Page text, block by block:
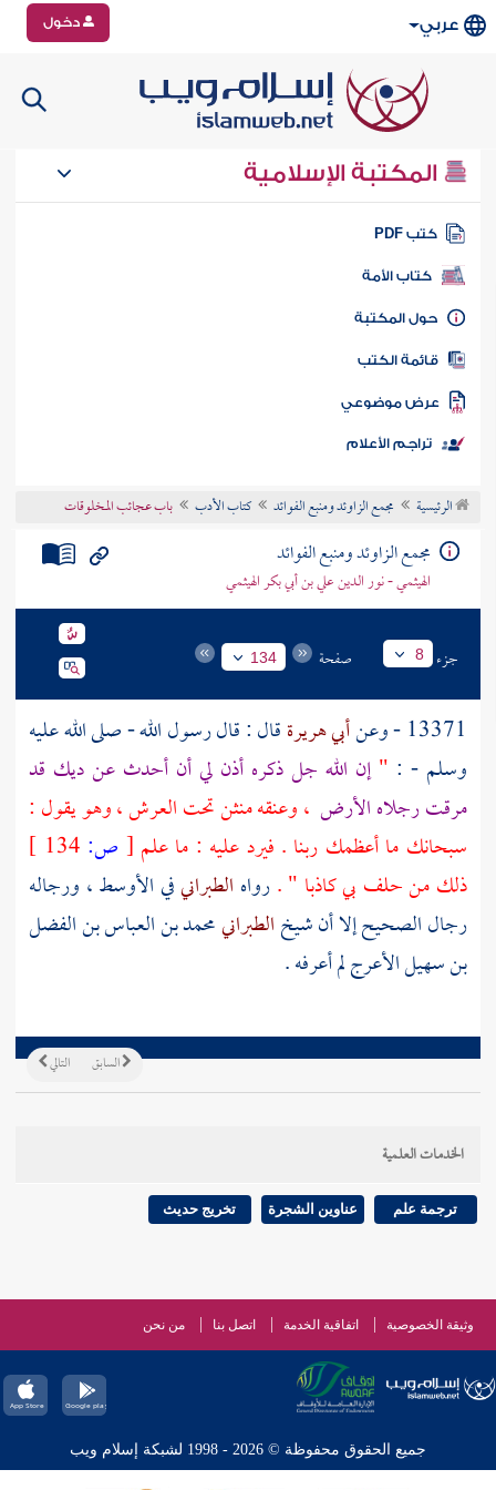
عربي دخول
المكتبة الإسلامية
كتب PDF
كتاب الأمة
المكتبة
الكتب
موضوعي
تراجم الأعلام
الرئيسية مجمع الزاوئد ومنبع الفوائد كتاب الأدب باب عجائب المخلوقات
مجمع الزاوئد ومنبع الفوائد
الهيثمي - نور الدين علي بن أبي بكر الهيثمي
جزء 8 صفحة 134
13371 - وعن أبي هريرةقال : قال رسول الله - صلى الله عليه
وسلم - : "إن الله جل ذكره أذن لي أن أحدث عن ديك قد
مرقت رجلاه الأرض ، وعنقه منثن تحت العرش ، وهو يقول :
سبحانك ما أعظمك ربنا . فيرد عليه : ما علم [ ص:
ذلك من حلف بي كاذبا " .رواه الطبرانيفي الأوسط ، ورجاله
رجال الصحيح إلا أن شيخالطبرانيمحمد بن العباس بن الفضل
بن سهيل الأعرجلم أعرفه .
التالي السابق
الخدمات العلمية
ترجمة علم عناوين الشجرة تخريج حديث
وثيقة الخصوصية اتفاقية الخدمة اتصل بنا من نحن
جميع الحقوق محفوظة © 2026 - 1998 لشبكة إسلام ويب